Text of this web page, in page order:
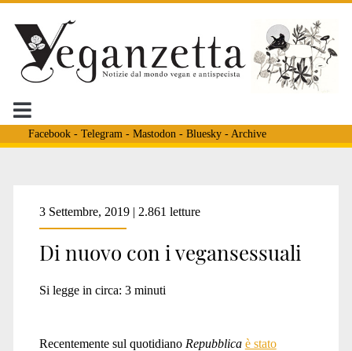
Facebook- Telegram - Mastodon - Bluesky- Archive
Tag:
<span>gusti
sessuali
3 Settembre, 2019 | 2.861 letture
Di nuovo con i vegansessuali
Si legge in circa: 3 minuti
Recentemente sul quotidiano Repubblica è stato